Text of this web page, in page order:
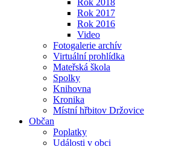
Rok 2018
Rok 2017
Rok 2016
Video
Fotogalerie archív
Virtuální prohlídka
Mateřská škola
Spolky
Knihovna
Kronika
Místní hřbitov Držovice
Občan
Poplatky
Události v obci